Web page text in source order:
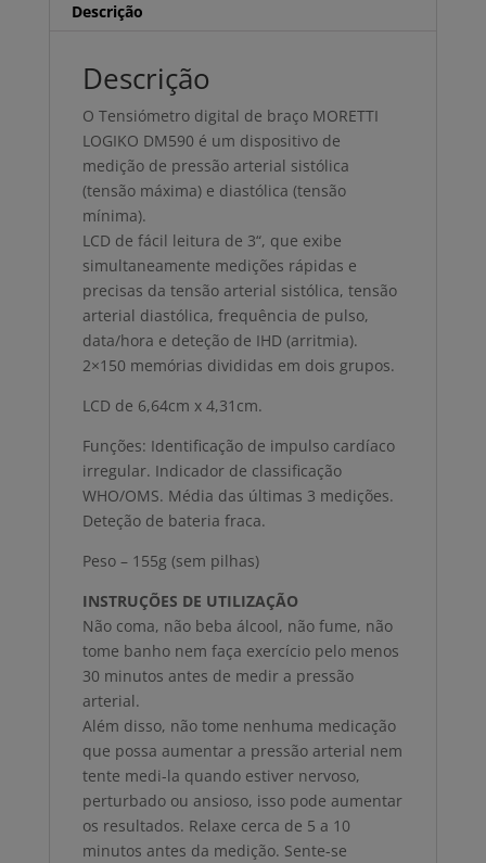
Descrição
Descrição
O Tensiómetro digital de braço MORETTI
LOGIKO DM590 é um dispositivo de
medição de pressão arterial sistólica
(tensão máxima) e diastólica (tensão
mínima).
LCD de fácil leitura de 3“, que exibe
simultaneamente medições rápidas e
precisas da tensão arterial sistólica, tensão
arterial diastólica, frequência de pulso,
data/hora e deteção de IHD (arritmia).
2×150 memórias divididas em dois grupos.
LCD de 6,64cm x 4,31cm.
Funções: Identificação de impulso cardíaco
irregular. Indicador de classificação
WHO/OMS. Média das últimas 3 medições.
Deteção de bateria fraca.
Peso – 155g (sem pilhas)
INSTRUÇÕES DE UTILIZAÇÃO
Não coma, não beba álcool, não fume, não
tome banho nem faça exercício pelo menos
30 minutos antes de medir a pressão
arterial.
Além disso, não tome nenhuma medicação
que possa aumentar a pressão arterial nem
tente medi-la quando estiver nervoso,
perturbado ou ansioso, isso pode aumentar
os resultados. Relaxe cerca de 5 a 10
minutos antes da medição. Sente-se